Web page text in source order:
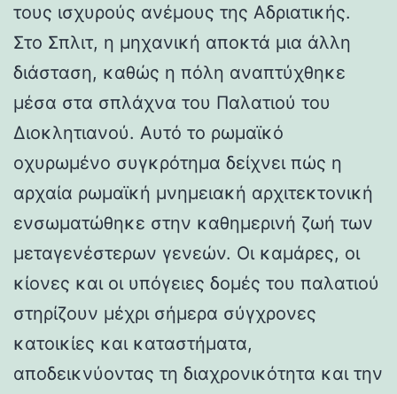
τους ισχυρούς ανέμους της Αδριατικής.
Στο Σπλιτ, η μηχανική αποκτά μια άλλη
διάσταση, καθώς η πόλη αναπτύχθηκε
μέσα στα σπλάχνα του Παλατιού του
Διοκλητιανού. Αυτό το ρωμαϊκό
οχυρωμένο συγκρότημα δείχνει πώς η
αρχαία ρωμαϊκή μνημειακή αρχιτεκτονική
ενσωματώθηκε στην καθημερινή ζωή των
μεταγενέστερων γενεών. Οι καμάρες, οι
κίονες και οι υπόγειες δομές του παλατιού
στηρίζουν μέχρι σήμερα σύγχρονες
κατοικίες και καταστήματα,
αποδεικνύοντας τη διαχρονικότητα και την